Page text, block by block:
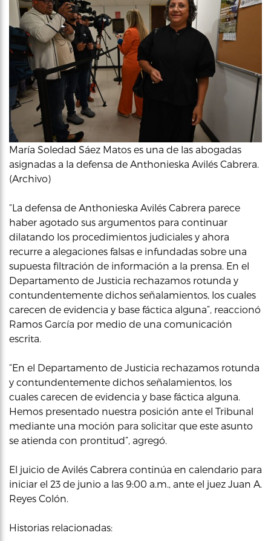
María Soledad Sáez Matos es una de las abogadas
asignadas a la defensa de Anthonieska Avilés Cabrera.
(Archivo)
“La defensa de Anthonieska Avilés Cabrera parece
haber agotado sus argumentos para continuar
dilatando los procedimientos judiciales y ahora
recurre a alegaciones falsas e infundadas sobre una
supuesta filtración de información a la prensa. En el
Departamento de Justicia rechazamos rotunda y
contundentemente dichos señalamientos, los cuales
carecen de evidencia y base fáctica alguna”, reaccionó
Ramos García por medio de una comunicación
escrita.
“En el Departamento de Justicia rechazamos rotunda
y contundentemente dichos señalamientos, los
cuales carecen de evidencia y base fáctica alguna.
Hemos presentado nuestra posición ante el Tribunal
mediante una moción para solicitar que este asunto
se atienda con prontitud”, agregó.
El juicio de Avilés Cabrera continúa en calendario para
iniciar el 23 de junio a las 9:00 a.m., ante el juez Juan A.
Reyes Colón.
Historias relacionadas: